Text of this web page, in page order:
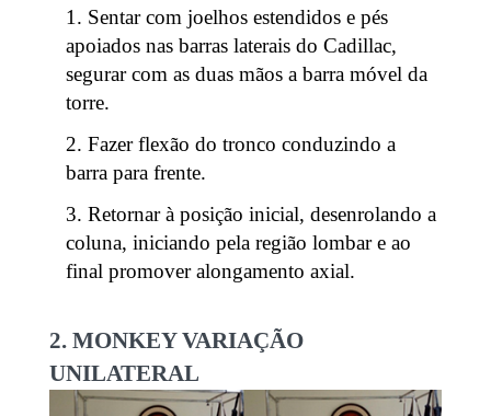
Sentar com joelhos estendidos e pés
apoiados nas barras laterais do Cadillac,
segurar com as duas mãos a barra móvel da
torre.
Fazer flexão do tronco conduzindo a
barra para frente.
Retornar à posição inicial, desenrolando a
coluna, iniciando pela região lombar e ao
final promover alongamento axial.
2. MONKEY VARIAÇÃO
UNILATERAL